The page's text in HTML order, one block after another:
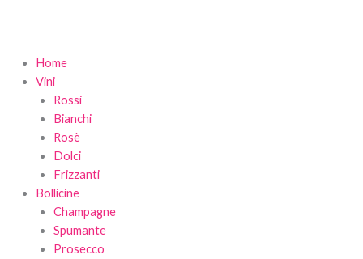
Home
Vini
Rossi
Bianchi
Rosè
Dolci
Frizzanti
Bollicine
Champagne
Spumante
Prosecco